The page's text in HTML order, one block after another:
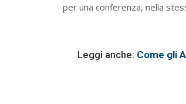
per una conferenza, nella
Leggi anche: Come gli